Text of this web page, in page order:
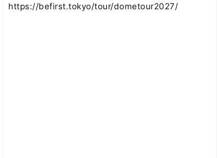
https://befirst.tokyo/tour/dometour2027/